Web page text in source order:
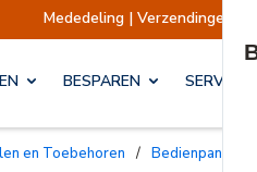
| Verzendingen opgeschort
BESPAREN
en Toebehoren / Bedienpanelen